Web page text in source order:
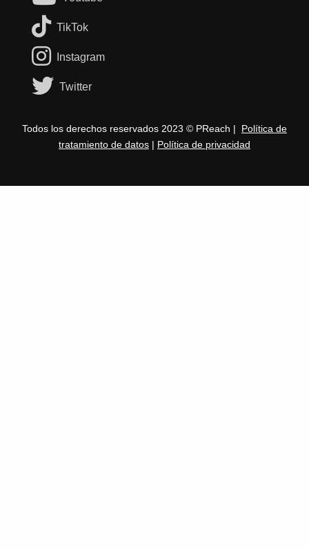
TikTok
Instagram
Twitter
Todos los derechos reservados 2023 © PReach | Política de
tratamiento de datos | Política de privacidad